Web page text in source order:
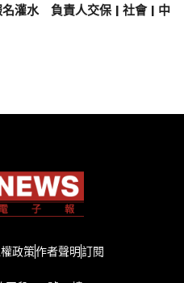
名灌水 負責人交保 | 社會 | 中
政策作者聲明訂閱